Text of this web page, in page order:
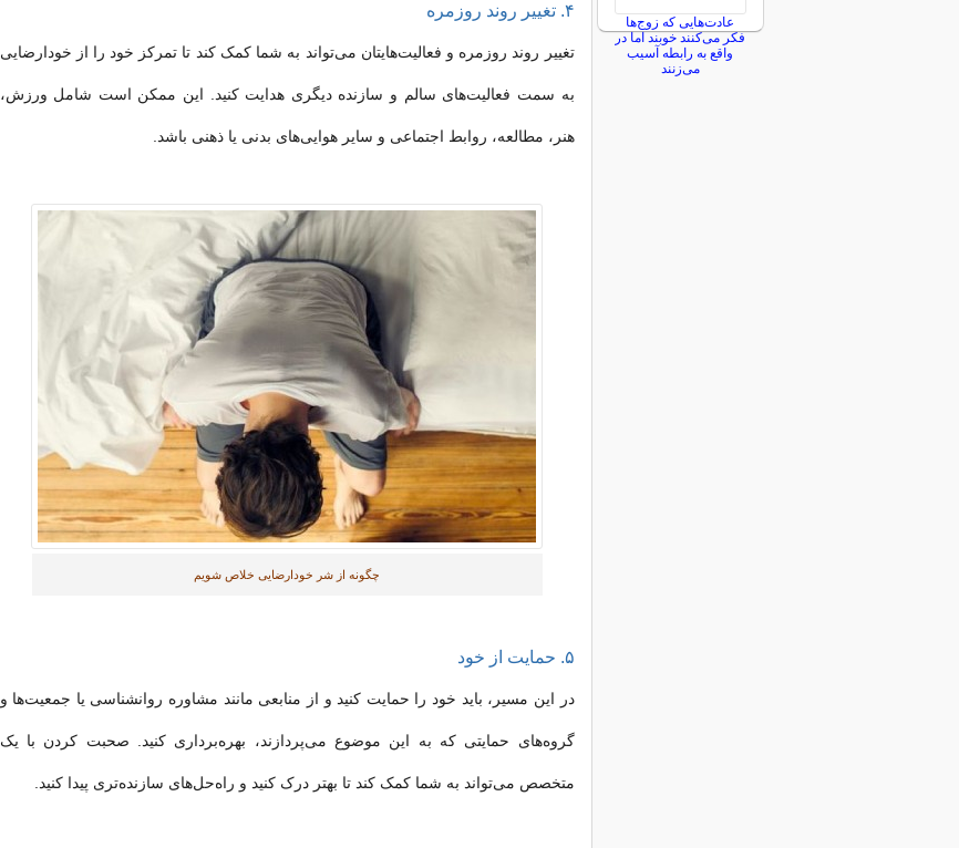
۴. تغییر روند روزمره
تغییر روند روزمره و فعالیت‌هایتان می‌تواند به شما کمک کند تا تمرکز خود را از خودارضایی
به سمت فعالیت‌های سالم و سازنده دیگری هدایت کنید. این ممکن است شامل ورزش،
هنر، مطالعه، روابط اجتماعی و سایر هوايی‌های بدنی یا ذهنی باشد.
چگونه از شر خودارضایی خلاص شویم
۵. حمایت از خود
در این مسیر، باید خود را حمایت کنید و از منابعی مانند مشاوره روانشناسی یا جمعیت‌ها و
گروه‌های حمایتی که به این موضوع می‌پردازند، بهره‌برداری کنید. صحبت کردن با یک
متخصص می‌تواند به شما کمک کند تا بهتر درک کنید و راه‌حل‌های سازنده‌تری پیدا کنید.
عادت‌هایی که زوج‌ها
فکر می‌کنند خوبند اما در
واقع به رابطه آسیب
می‌زنند